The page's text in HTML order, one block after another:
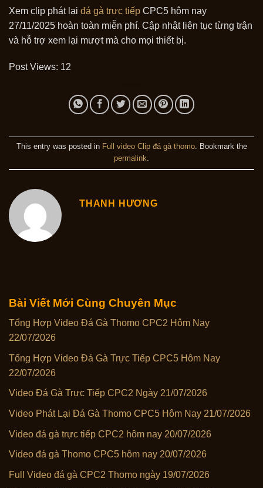
Bài Viết Mới Cùng Chuyên Mục
Tổng Hợp Video Đá Gà Thomo CPC2 Hôm Nay
22/07/2026
Tổng Hợp Video Đá Gà Trực Tiếp CPC5 Hôm Nay
22/07/2026
Video Đá Gà Trực Tiếp CPC2 Ngày 21/07/2026
Video Phát Lại Đá Gà Thomo CPC5 Hôm Nay 21/07/2026
Video đá gà trực tiếp CPC2 hôm nay 20/07/2026
Video đá gà Thomo CPC5 hôm nay 20/07/2026
Full Video đá gà CPC2 Thomo ngày 19/07/2026
Xem clip phát lại đá gà trực tiếp CPC5 hôm nay
27/11/2025 hoàn toàn miễn phí. Cập nhật liên tục từng trận
và hỗ trợ xem lại mượt mà cho mọi thiết bị.
Post Views: 12
This entry was posted in Full video Clip đá gà thomo. Bookmark the
permalink
THANH HƯƠNG